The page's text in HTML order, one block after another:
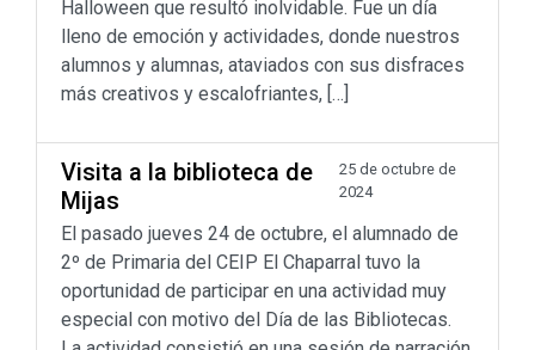
Halloween que resultó inolvidable. Fue un día
lleno de emoción y actividades, donde nuestros
alumnos y alumnas, ataviados con sus disfraces
más creativos y escalofriantes, […]
Visita a la biblioteca de
Mijas
25 de octubre de
2024
El pasado jueves 24 de octubre, el alumnado de
2º de Primaria del CEIP El Chaparral tuvo la
oportunidad de participar en una actividad muy
especial con motivo del Día de las Bibliotecas.